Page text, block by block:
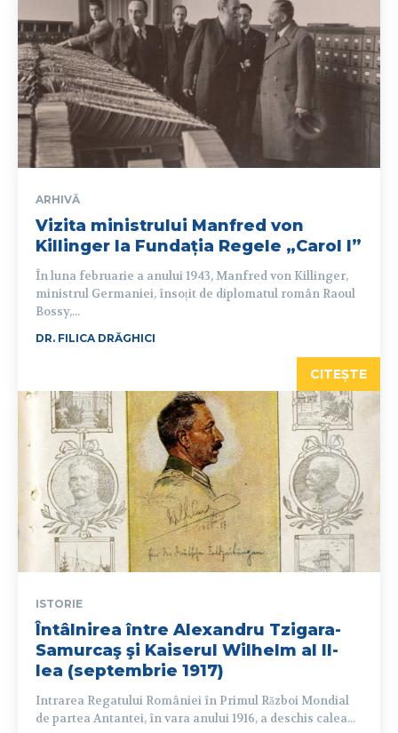
ARHIVĂ
Vizita ministrului Manfred von
Killinger la Fundația Regele „Carol I”
În luna februarie a anului 1943, Manfred von Killinger,
ministrul Germaniei, însoțit de diplomatul român Raoul
Bossy,...
DR. FILICA DRĂGHICI
CITEȘTE
ISTORIE
Întâlnirea între Alexandru Tzigara-
Samurcaş şi Kaiserul Wilhelm al II-
lea (septembrie 1917)
Intrarea Regatului României în Primul Război Mondial
de partea Antantei, în vara anului 1916, a deschis calea...